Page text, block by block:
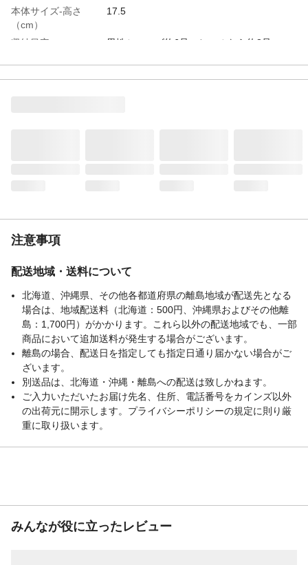
本体サイズ-高さ
（cm）
17.5
収納目安
男性シューズ約6足、ヒールなら約8足
足サイズ目安
サイズ15cm以上の靴から乗せることが可能
もできるので大容量収納も出来ます。
材質・素材
耐荷重
約3ｋｇ
必要工具
プラスドライバー
付属品／セット内容
連結パーツ2個
使用上の注意
用途以外には使用しないでください。無理
に力をかけないようにしてください。
生産国
中国
重量
約900ｇ
注意事項
配送地域・送料について
北海道、沖縄県、その他各都道府県の離島地域が配送先となる
場合は、地域配送料（北海道：500円、沖縄県およびその他離
島：1,700円）がかかります。これら以外の配送地域でも、一部
商品において追加送料が発生する場合がございます。
離島の場合、配送日を指定しても指定日通り届かない場合がご
ざいます。
別送品は、北海道・沖縄・離島への配送は致しかねます。
ご入力いただいたお届け先名、住所、電話番号をカインズ以外
の出荷元に開示します。プライバシーポリシーの規定に則り厳
重に取り扱います。
みんなが役に立ったレビュー